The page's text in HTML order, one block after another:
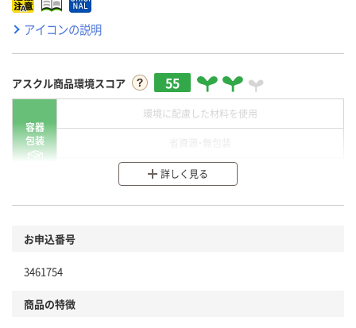
アイコンの説明
アスクル商品環境スコア 55
容器
包装
環境に配慮した材料を使用
分別・リサイクルしやすい設計
本体
詳しく見る
お申込番号
3461754
商品の特徴